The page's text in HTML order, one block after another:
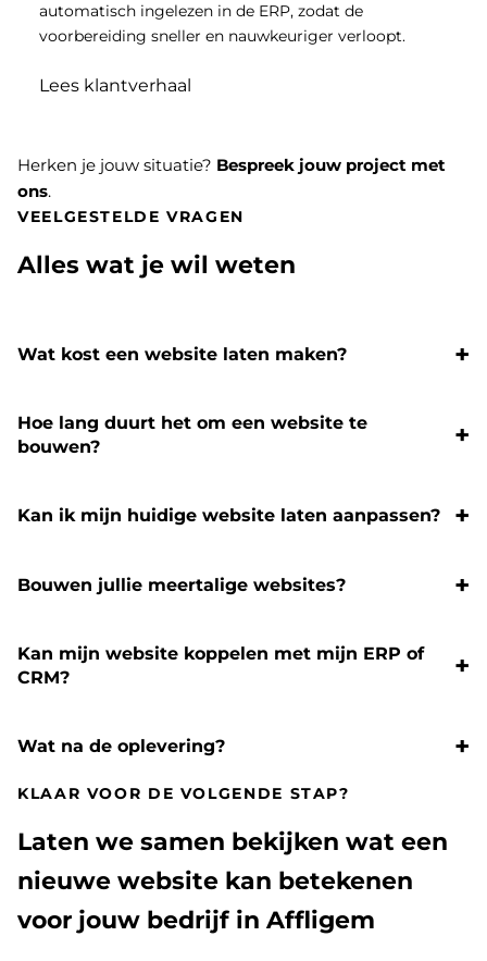
automatisch ingelezen in de ERP, zodat de
voorbereiding sneller en nauwkeuriger verloopt.
Lees klantverhaal
Herken je jouw situatie? Bespreek jouw project met
ons.
VEELGESTELDE VRAGEN
Alles wat je wil weten
Wat kost een website laten maken?
Hoe lang duurt het om een website te
bouwen?
Kan ik mijn huidige website laten aanpassen?
Bouwen jullie meertalige websites?
Kan mijn website koppelen met mijn ERP of
CRM?
Wat na de oplevering?
KLAAR VOOR DE VOLGENDE STAP?
Laten we samen bekijken wat een
nieuwe website kan betekenen
voor jouw bedrijf in Affligem